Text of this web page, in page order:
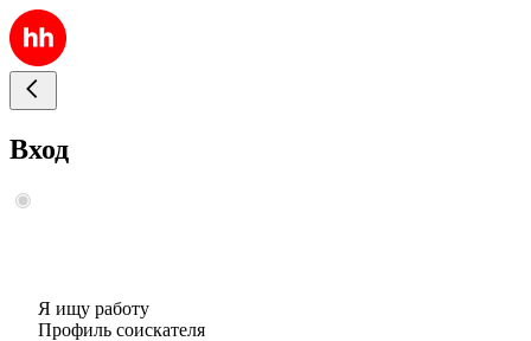
Вход
Я ищу работу
Профиль соискателя